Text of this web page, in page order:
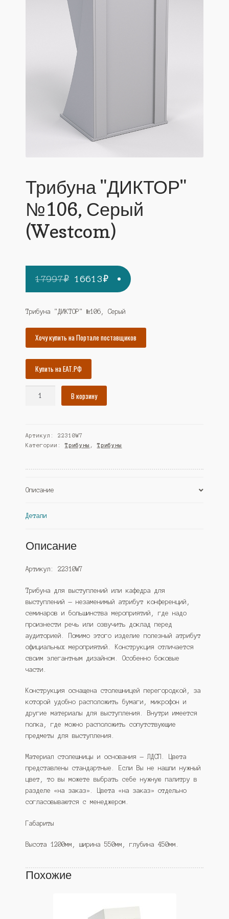
Трибуна "ДИКТОР"
№106, Серый
(Westcom)
17997₽ Первоначальная
цена
составляла
17997₽.
16613₽Текущая
цена:
16613₽.
Трибуна "ДИКТОР" №106, Серый
Хочу купить на Портале поставщиков
Купить на ЕАТ.РФ
№106,
Серый
В корзину
Артикул: 22310W7
Категории:Трибуны ,Трибуны
Описание
Детали
Описание
Артикул: 22310W7
Трибуна для выступлений или кафедра для
выступлений — незаменимый атрибут конференций,
семинаров и большинства мероприятий, где надо
произнести речь или озвучить доклад перед
аудиторией. Помимо этого изделие полезный атрибут
официальных мероприятий. Конструкция отличается
своим элегантным дизайном. Особенно боковые
части.
Конструкция оснащена столешницей перегородкой, за
которой удобно расположить бумаги, микрофон и
другие материалы для выступления. Внутри имеется
полка, где можно расположить сопутствующие
предметы для выступления.
Материал столешницы и основания — ЛДСП. Цвета
представлены стандартные. Если Вы не нашли нужный
цвет, то вы можете выбрать себе нужную палитру в
разделе «на заказ». Цвета «на заказ» отдельно
согласовываются с менеджером.
Габариты
Высота 1200мм, ширина 550мм, глубина 450мм.
Похожие